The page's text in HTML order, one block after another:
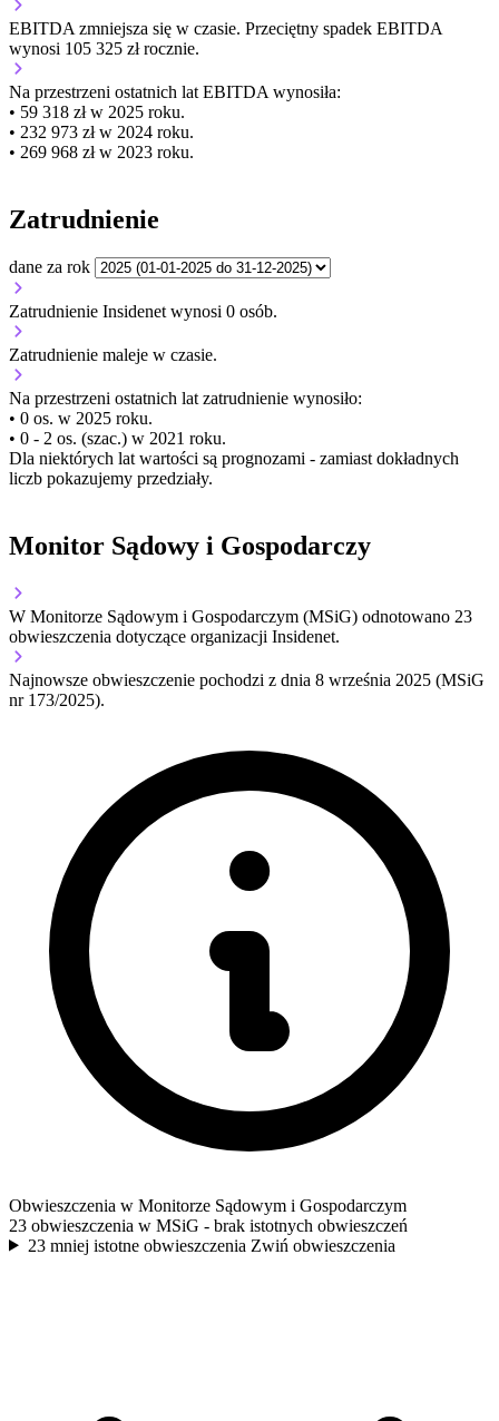
EBITDA zmniejsza się w czasie. Przeciętny spadek EBITDA
wynosi 105 325 zł rocznie.
Na przestrzeni ostatnich lat EBITDA wynosiła:
• 59 318 zł w 2025 roku.
• 232 973 zł w 2024 roku.
• 269 968 zł w 2023 roku.
Zatrudnienie
dane za rok
Zatrudnienie Insidenet wynosi 0 osób.
Zatrudnienie maleje w czasie.
Na przestrzeni ostatnich lat zatrudnienie wynosiło:
• 0 os. w 2025 roku.
• 0 - 2 os. (szac.) w 2021 roku.
Dla niektórych lat wartości są prognozami - zamiast dokładnych
liczb pokazujemy przedziały.
Monitor Sądowy i Gospodarczy
W Monitorze Sądowym i Gospodarczym (MSiG) odnotowano 23
obwieszczenia dotyczące organizacji Insidenet.
Najnowsze obwieszczenie pochodzi z dnia 8 września 2025 (MSiG
nr 173/2025).
Obwieszczenia w Monitorze Sądowym i Gospodarczym
23 obwieszczenia w MSiG - brak istotnych obwieszczeń
23 mniej istotne obwieszczenia Zwiń obwieszczenia